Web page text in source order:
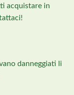
acquistare in
danneggiati li